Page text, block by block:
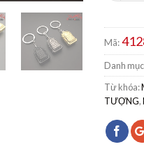
Mã:
Danh
Từ khóa:
TƯỢNG,